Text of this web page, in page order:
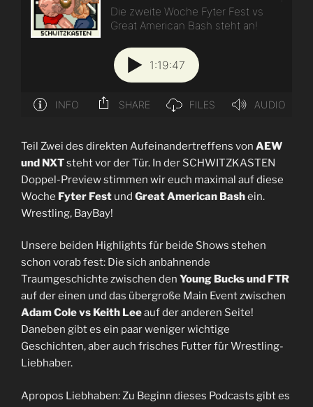
Teil Zwei des direkten Aufeinandertreffens von AEW
und NXTsteht vor der Tür. In der SCHWITZKASTEN
Doppel-Preview stimmen wir euch maximal auf diese
Woche Fyter Fest und Great American Bashein.
Wrestling, BayBay!
Unsere beiden Highlights für beide Shows stehen
schon vorab fest: Die sich anbahnende
Traumgeschichte zwischen den Young Bucks und FTR
auf der einen und das übergroße Main Event zwischen
Adam Cole vs Keith Leeauf der anderen Seite!
Daneben gibt es ein paar weniger wichtige
Geschichten, aber auch frisches Futter für Wrestling-
Liebhaber.
Apropos Liebhaben: Zu Beginn dieses Podcasts gibt es